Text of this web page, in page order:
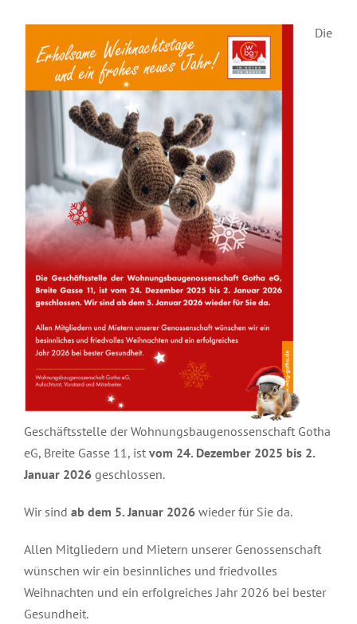
Die
Geschäftsstelle der Wohnungsbaugenossenschaft Gotha
eG, Breite Gasse 11, ist vom 24. Dezember 2025 bis 2.
Januar 2026geschlossen.
Wir sind ab dem 5. Januar 2026wieder für Sie da.
Allen Mitgliedern und Mietern unserer Genossenschaft
wünschen wir ein besinnliches und friedvolles
Weihnachten und ein erfolgreiches Jahr 2026 bei bester
Gesundheit.